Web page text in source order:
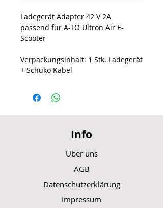
Ladegerät Adapter 42 V 2A
passend für A-TO Ultron Air E-
Scooter
Verpackungsinhalt: 1 Stk. Ladegerät
+ Schuko Kabel
Info
Über uns
AGB
Datenschutzerklärung
Impressum